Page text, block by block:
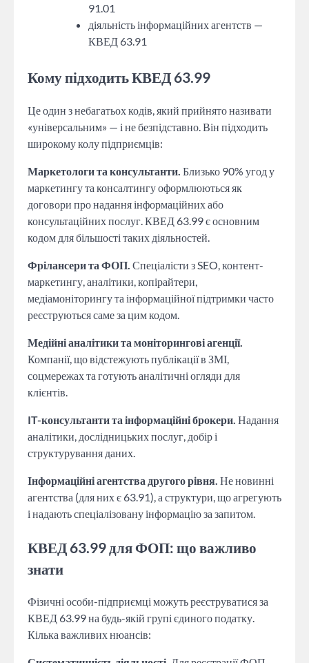
91.01
діяльність інформаційних агентств —
КВЕД 63.91
Кому підходить КВЕД 63.99
Це один з небагатьох кодів, який прийнято називати
«універсальним» — і не безпідставно. Він підходить
широкому колу підприємців:
Маркетологи та консультанти. Близько 90% угод у
маркетингу та консалтингу оформлюються як
договори про надання інформаційних або
консультаційних послуг. КВЕД 63.99 є основним
кодом для більшості таких діяльностей.
Фрілансери та ФОП. Спеціалісти з SEO, контент-
маркетингу, аналітики, копірайтери,
медіамоніторингу та інформаційної підтримки часто
реєструються саме за цим кодом.
Медійні аналітики та моніторингові агенції.
Компанії, що відстежують публікації в ЗМІ,
соцмережах та готують аналітичні огляди для
клієнтів.
IT-консультанти та інформаційні брокери. Надання
аналітики, дослідницьких послуг, добір і
структурування даних.
Інформаційні агентства другого рівня. Не новинні
агентства (для них є 63.91), а структури, що агрегують
і надають спеціалізовану інформацію за запитом.
КВЕД 63.99 для ФОП: що важливо
знати
Фізичні особи-підприємці можуть реєструватися за
КВЕД 63.99 на будь-якій групі єдиного податку.
Кілька важливих нюансів: